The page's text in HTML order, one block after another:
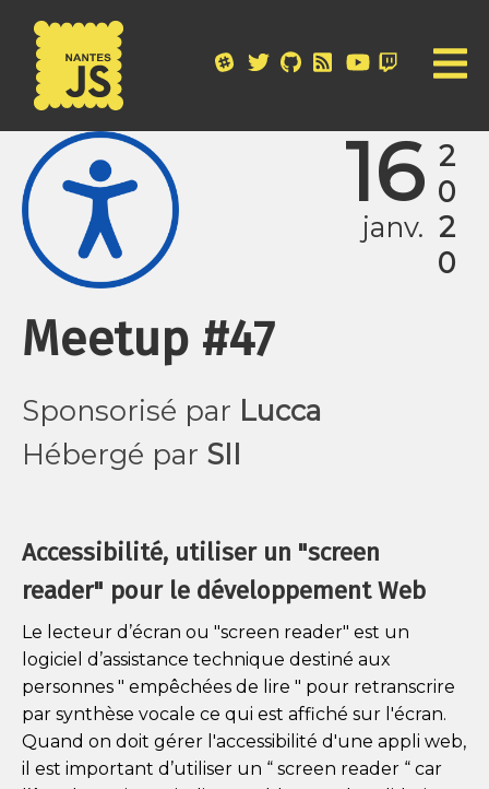
16
janv. 2020
Meetup #47
Sponsorisé par Lucca
Hébergé par SII
Accessibilité, utiliser un "screen
reader" pour le développement Web
Le lecteur d’écran ou "screen reader" est un
logiciel d’assistance technique destiné aux
personnes " empêchées de lire " pour retranscrire
par synthèse vocale ce qui est affiché sur l'écran.
Quand on doit gérer l'accessibilité d'une appli web,
il est important d’utiliser un “ screen reader “ car